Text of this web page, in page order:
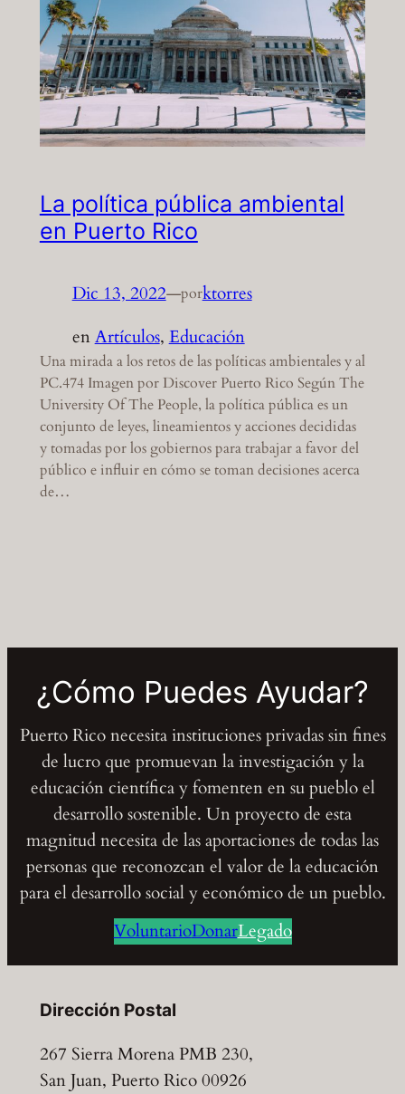
La política pública ambiental
en Puerto Rico
Dic 13, 2022—porktorres
enArtículos, Educación
Una mirada a los retos de las políticas ambientales y al
PC.474 Imagen por Discover Puerto Rico Según The
University Of The People, la política pública es un
conjunto de leyes, lineamientos y acciones decididas
y tomadas por los gobiernos para trabajar a favor del
público e influir en cómo se toman decisiones acerca
de…
¿Cómo Puedes Ayudar?
Puerto Rico necesita instituciones privadas sin fines
de lucro que promuevan la investigación y la
educación científica y fomenten en su pueblo el
desarrollo sostenible. Un proyecto de esta
magnitud necesita de las aportaciones de todas las
personas que reconozcan el valor de la educación
para el desarrollo social y económico de un pueblo.
VoluntarioDonarLegado
Dirección Postal
267 Sierra Morena PMB 230,
San Juan, Puerto Rico 00926